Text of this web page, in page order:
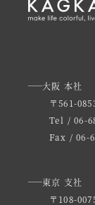
大阪 本社
〒561-
Tel / 06-
Fax / 06-
東京 支社
〒108-